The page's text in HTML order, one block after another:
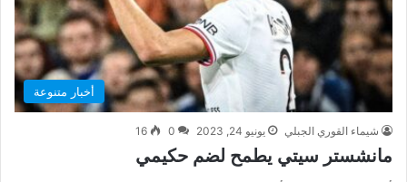
أخبار متنوعة
شيماء القوري الجبلي يونيو 24, 2023 0
16
مانشستر سيتي يطمح لضم حكيمي